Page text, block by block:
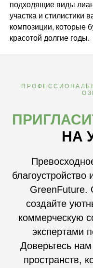
подходящие виды
участка и стилистики
композиции, которые
красотой долгие годы.
НА
благоустройство
GreenFuture.
создайте
коммерческую
экспертами
Доверьтесь
пространств,